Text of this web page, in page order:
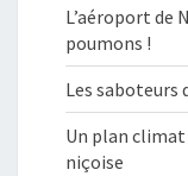
L’aéroport de
poumons !
Les saboteurs
Un plan
niçoise